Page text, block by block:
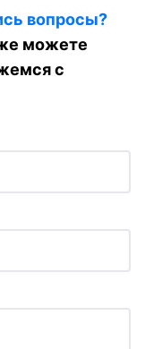
вопросы?
можете
с